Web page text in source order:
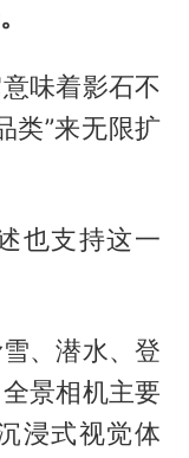
味着影石不
类”来无限扩
也支持这一
、潜水、登
景相机主要
浸式视觉体